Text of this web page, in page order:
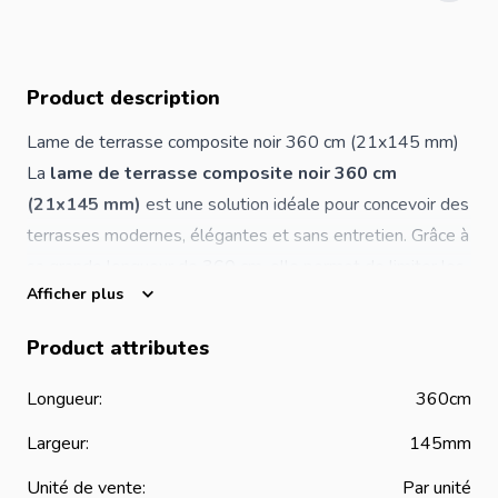
Product description
Lame de terrasse composite noir 360 cm (21x145 mm)
La lame de terrasse composite noir 360 cm
(21x145 mm) est une solution idéale pour concevoir des
terrasses modernes, élégantes et sans entretien. Grâce à
raccords visibles et d’obtenir un rendu plus fluide et
Fabriquée en bois composite, cette lame combine
l’aspect chaleureux du bois avec la résistance et la
apporte un style contemporain très apprécié dans les
projets d’aménagement extérieur design.
Afficher plus
Product attributes
Longueur:
360cm
Largeur:
145mm
Unité de vente:
Par unité